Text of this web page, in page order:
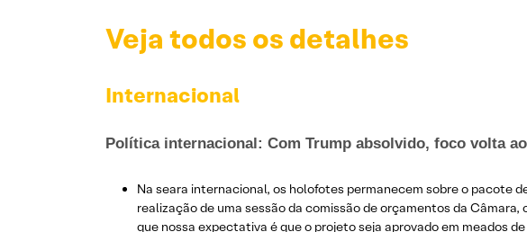
Veja todos os detalhes
Internacional
Política internacional: Com Trump absolvido, foco volta
Na seara internacional, os holofotes permanecem sobre o pacote
realização de uma sessão da comissão de orçamentos da
que nossa expectativa é que o projeto seja aprovado em meados